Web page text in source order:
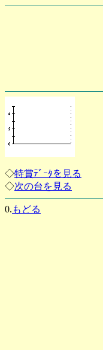
◇特賞ﾃﾞｰﾀを見る
◇次の台を見る
0. もどる